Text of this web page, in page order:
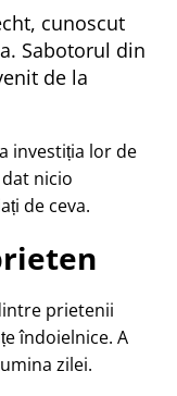
cunoscut
Sabotorul din
de la
investiția lor de
nicio
de ceva.
prietenii
îndoielnice. A
zilei.